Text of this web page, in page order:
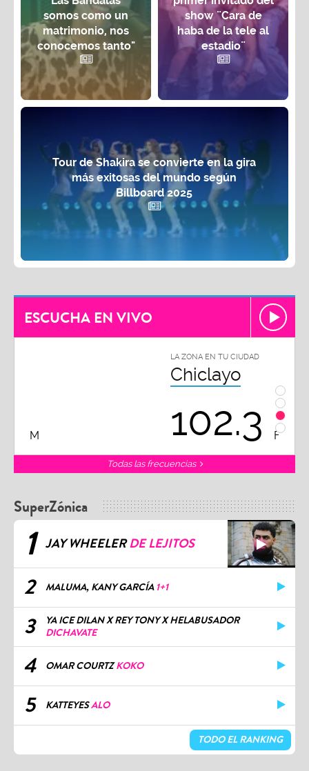
somos como un
matrimonio, nos
conocemos tanto"
show ¨Cara de
haba de la tele al
estadio¨
Tour de Shakira se convierte en la gira
más exitosas del mundo según
Billboard 2025
ESCUCHA EN VIVO
102.3
Todas las frecuencias
SuperZónica
1 JAY WHEELERDE LEJITOS
2 MALUMA, KANY GARCÍA 1+1
3
YA ICE DILAN X REY TONY X HELABUSADOR
DICHAVATE
4 OMAR COURTZKOKO
5 KATTEYESALO
TODO EL RANKING